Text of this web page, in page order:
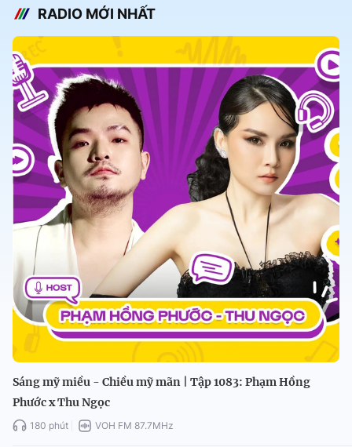
RADIO MỚI NHẤT
Sáng mỹ miều - Chiều mỹ mãn | Tập 1083: Phạm Hồng
Phước x Thu Ngọc
180 phút VOH FM 87.7MHz